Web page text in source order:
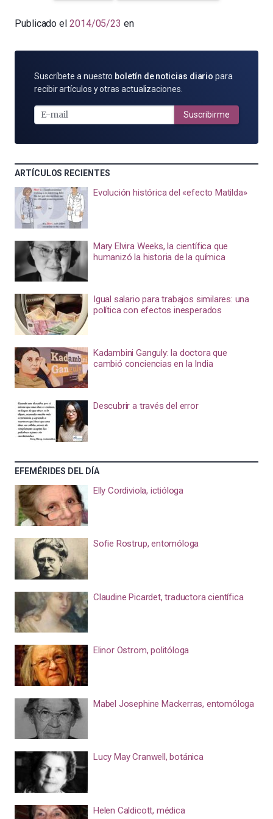
Publicado el 2014/05/23 en
SUSCRÍBETE
POR
MAIL
Suscríbete a nuestro boletín de noticias diario para
recibir artículos y otras actualizaciones.
Suscribirme
ARTÍCULOS RECIENTES
Evolución histórica del «efecto Matilda»
Mary Elvira Weeks, la científica que
humanizó la historia de la química
Igual salario para trabajos similares: una
política con efectos inesperados
Kadambini Ganguly: la doctora que
cambió conciencias en la India
Descubrir a través del error
EFEMÉRIDES DEL DÍA
Elly Cordiviola, ictióloga
Sofie Rostrup, entomóloga
Claudine Picardet, traductora científica
Elinor Ostrom, politóloga
Mabel Josephine Mackerras, entomóloga
Lucy May Cranwell, botánica
Helen Caldicott, médica